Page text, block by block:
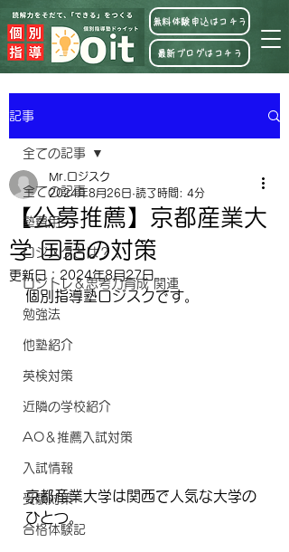
無料体験申込はコチラ
最新ブログはコチラ
記事
全ての記事
塾費用
ロジスクとは？！
ロジトレ＆思考力育成 関連
勉強法
他塾紹介
英検対策
近隣の学校紹介
AO＆推薦入試対策
入試情報
受験対策
合格体験記
全ての記事
【公募推薦】京都産業大
学 国語の対策
Mr.ロジスク
2024年8月26日 読了時間: 4分
更新日： 2024年8月27日
個別指導塾ロジスクです。
京都産業大学は関西で人気な大学の
ひとつ。